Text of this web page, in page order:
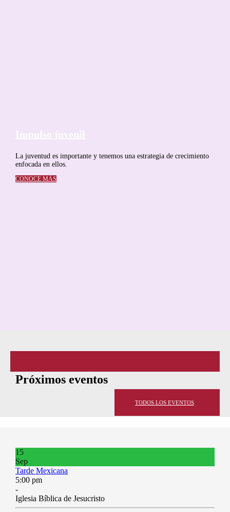
Impulso juvenil
La juventud es importante y tenemos una estrategia de crecimiento
enfocada en ellos.
CONOCE MÁS
Próximos eventos
TODOS LOS EVENTOS
15
Sep
Tarde Mexicana
5:00 pm
-
Iglesia Bíblica de Jesucristo